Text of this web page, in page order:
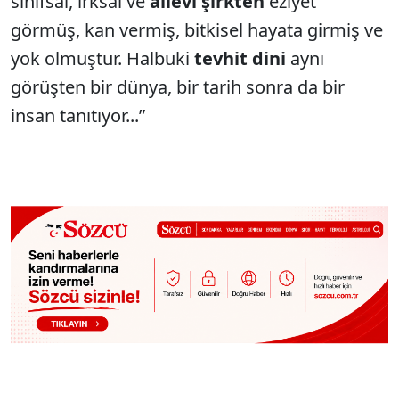
görmüş, kan vermiş, bitkisel hayata girmiş ve
yok olmuştur. Halbuki tevhit dini aynı
görüşten bir dünya, bir tarih sonra da bir
insan tanıtıyor...”